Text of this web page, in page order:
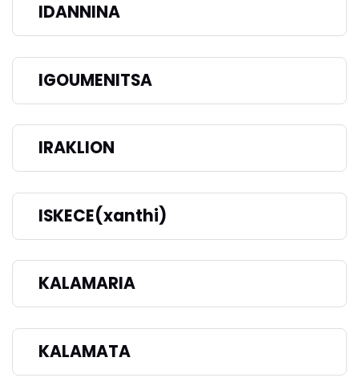
IDANNINA
IGOUMENITSA
IRAKLION
ISKECE(xanthi)
KALAMARIA
KALAMATA